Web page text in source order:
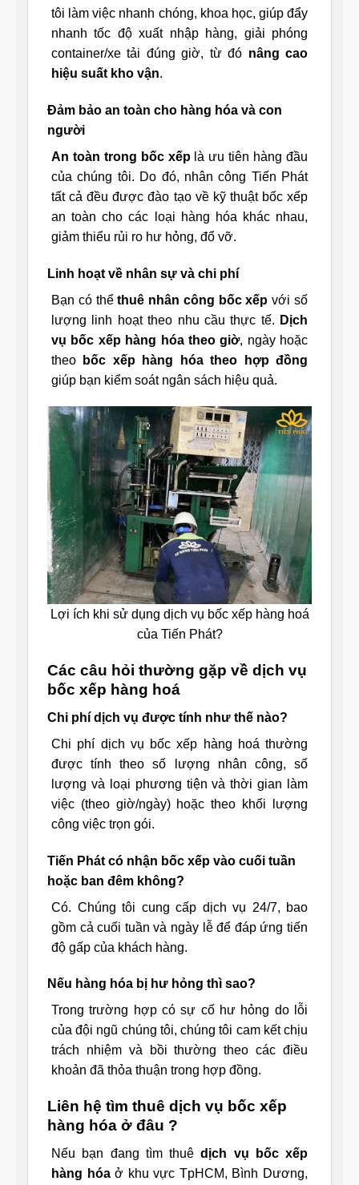
tôi làm việc nhanh chóng, khoa học, giúp đẩy
nhanh tốc độ xuất nhập hàng, giải phóng
container/xe tải đúng giờ, từ đó nâng cao
hiệu suất kho vận.
Đảm bảo an toàn cho hàng hóa và con
người
An toàn trong bốc xếplà ưu tiên hàng đầu
của chúng tôi. Do đó, nhân công Tiến Phát
tất cả đều được đào tạo về kỹ thuật bốc xếp
an toàn cho các loại hàng hóa khác nhau,
giảm thiểu rủi ro hư hỏng, đổ vỡ.
Linh hoạt về nhân sự và chi phí
Bạn có thểthuê nhân công bốc xếp với số
lượng linh hoạt theo nhu cầu thực tế. Dịch
vụ bốc xếp hàng hóa theo giờ, ngày hoặc
theo
bốc xếp hàng hóa theo hợp đồng
giúp bạn kiểm soát ngân sách hiệu quả.
Lợi ích khi sử dụng dịch vụ bốc xếp hàng hoá
của Tiến Phát?
Các câu hỏi thường gặp về dịch vụ
bốc xếp hàng hoá
Chi phí dịch vụ được tính như thế nào?
Chi phí dịch vụ bốc xếp hàng hoá thường
được tính theo số lượng nhân công, số
lượng và loại phương tiện và thời gian làm
việc (theo giờ/ngày) hoặc theo khối lượng
công việc trọn gói.
Tiến Phát có nhận bốc xếp vào cuối tuần
hoặc ban đêm không?
Có. Chúng tôi cung cấp dịch vụ 24/7, bao
gồm cả cuối tuần và ngày lễ để đáp ứng tiến
độ gấp của khách hàng.
Nếu hàng hóa bị hư hỏng thì sao?
Trong trường hợp có sự cố hư hỏng do lỗi
của đội ngũ chúng tôi, chúng tôi cam kết chịu
trách nhiệm và bồi thường theo các điều
khoản đã thỏa thuận trong hợp đồng.
Liên hệ tìm thuê dịch vụ bốc xếp
hàng hóa ở đâu ?
Nếu bạn đang tìm thuêdịch vụ bốc xếp
hàng hóaở khu vực TpHCM, Bình Dương,